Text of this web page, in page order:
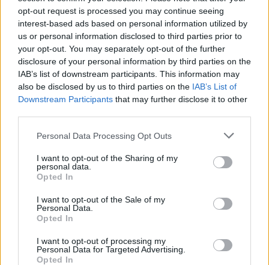
opt-out request is processed you may continue seeing
interest-based ads based on personal information utilized by
us or personal information disclosed to third parties prior to
your opt-out. You may separately opt-out of the further
disclosure of your personal information by third parties on the
IAB’s list of downstream participants. This information may
also be disclosed by us to third parties on the IAB’s List of
Downstream Participants that may further disclose it to other
Personal Data Processing Opt Outs
I want to opt-out of the Sharing of my
personal data.
Opted In
I want to opt-out of the Sale of my
Personal Data.
Opted In
I want to opt-out of processing my
Personal Data for Targeted Advertising.
Opted In
Staran luetuimmat
1